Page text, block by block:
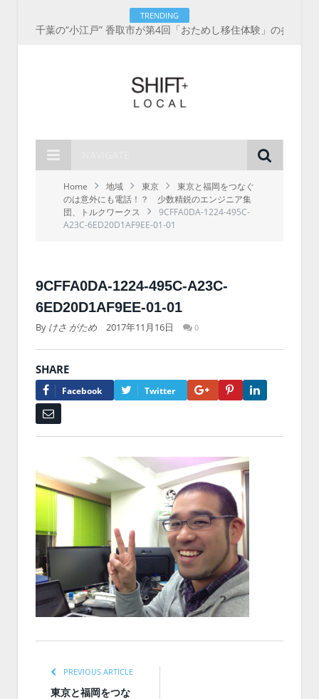
TRENDING
Home 地域 東京
東京と福岡をつなぐ
のは意外にも電話！？ 少数精鋭のエンジニア集
団、トルクワークス
9CFFA0DA-1224-495C-
A23C-6ED20D1AF9EE-01-01
9CFFA0DA-1224-495C-A23C-
6ED20D1AF9EE-01-01
By けさ がため 2017年11月16日 0
SHARE
Facebook Twitter Google+Pinterest
PREVIOUS ARTICLE
東京と福岡をつな